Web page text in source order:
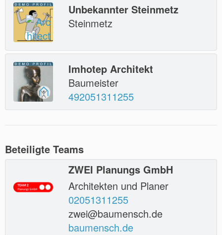
Unbekannter Steinmetz
Steinmetz
Imhotep Architekt
Baumeister
492051311255
Beteiligte Teams
ZWEI Planungs GmbH
Architekten und Planer
02051311255
zwei@baumensch.de
baumensch.de